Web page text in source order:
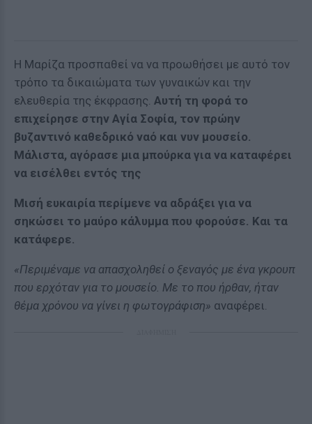
Η Μαρίζα προσπαθεί να να προωθήσει με αυτό τον
τρόπο τα δικαιώματα των γυναικών και την
ελευθερία της έκφρασης. Αυτή τη φορά το
επιχείρησε στην Αγία Σοφία, τον πρώην
βυζαντινό καθεδρικό ναό και νυν μουσείο.
Μάλιστα, αγόρασε μια μπούρκα για να καταφέρει
να εισέλθει εντός της
Μισή ευκαιρία περίμενε να αδράξει για να
σηκώσει το μαύρο κάλυμμα που φορούσε. Και τα
κατάφερε.
«Περιμέναμε να απασχοληθεί ο ξεναγός με ένα γκρουπ
που ερχόταν για το μουσείο. Με το που ήρθαν, ήταν
θέμα χρόνου να γίνει η φωτογράφιση» αναφέρει.